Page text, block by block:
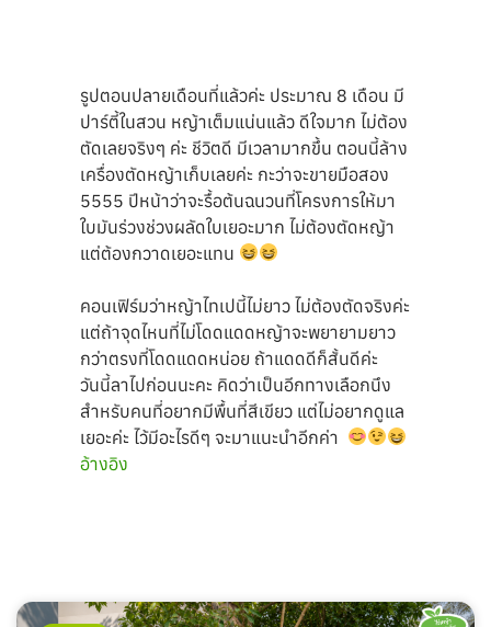
รูปตอนปลายเดือนที่แล้วค่ะ ประมาณ 8 เดือน มี
ปาร์ตี้ในสวน หญ้าเต็มแน่นแล้ว ดีใจมาก ไม่ต้อง
ตัดเลยจริงๆ ค่ะ ชีวิตดี มีเวลามากขึ้น ตอนนี้ล้าง
เครื่องตัดหญ้าเก็บเลยค่ะ กะว่าจะขายมือสอง
5555 ปีหน้าว่าจะรื้อต้นฉนวนที่โครงการให้มา
ใบมันร่วงช่วงผลัดใบเยอะมาก ไม่ต้องตัดหญ้า
แต่ต้องกวาดเยอะแทน
คอนเฟิร์มว่าหญ้าไทเปนี้ไม่ยาว ไม่ต้องตัดจริงค่ะ
แต่ถ้าจุดไหนที่ไม่โดดแดดหญ้าจะพยายามยาว
กว่าตรงที่โดดแดดหน่อย ถ้าแดดดีก็สั้นดีค่ะ
วันนี้ลาไปก่อนนะคะ คิดว่าเป็นอีกทางเลือกนึง
สำหรับคนที่อยากมีพื้นที่สีเขียว แต่ไม่อยากดูแล
เยอะค่ะ ไว้มีอะไรดีๆ จะมาแนะนำอีกค่า
อ้างอิง